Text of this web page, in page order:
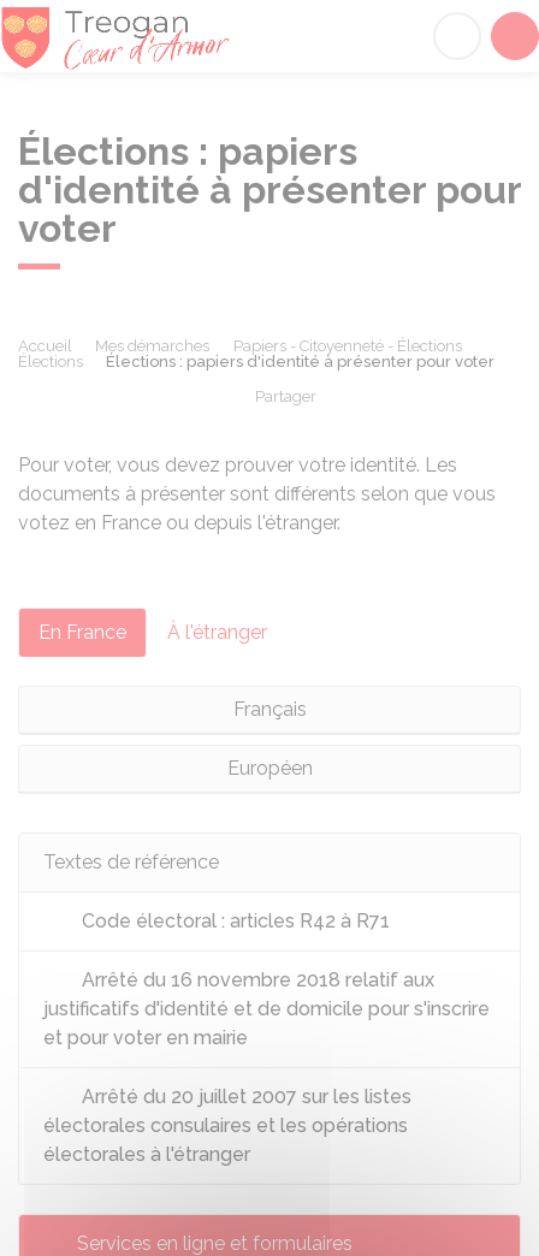
Élections : papiers
d'identité à présenter pour
voter
Accueil Mes démarches
Papiers - Citoyenneté - Élections
Élections
Élections : papiers d'identité à présenter pour voter
Partager
Pour voter, vous devez prouver votre identité. Les
documents à présenter sont différents selon que vous
votez en France ou depuis l'étranger.
En France À l'étranger
Français
Européen
Textes de référence
Code électoral : articles R42 à R71
Arrêté du 16 novembre 2018 relatif aux
justificatifs d'identité et de domicile pour s'inscrire
et pour voter en mairie
Arrêté du 20 juillet 2007 sur les listes
électorales consulaires et les opérations
électorales à l'étranger
Services en ligne et formulaires